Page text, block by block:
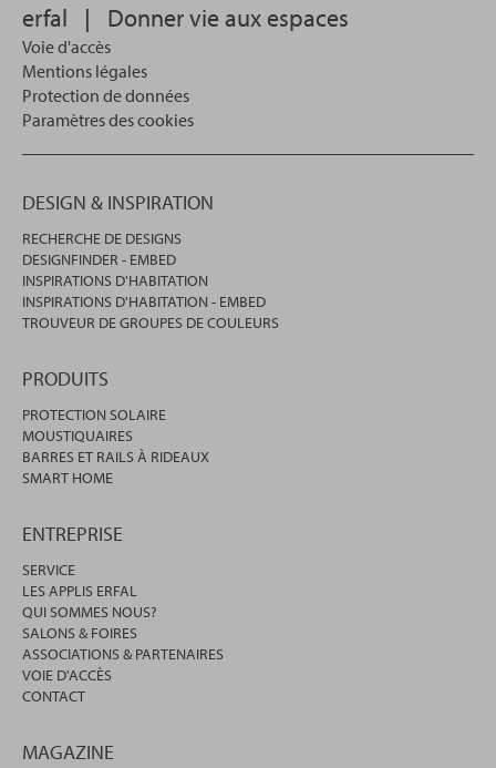
recherche.
erfal | Donner vie aux espaces
Voie d'accès
Mentions légales
Protection de données
Paramètres des cookies
DESIGN & INSPIRATION
RECHERCHE DE DESIGNS
DESIGNFINDER - EMBED
INSPIRATIONS D'HABITATION
INSPIRATIONS D'HABITATION - EMBED
TROUVEUR DE GROUPES DE COULEURS
PRODUITS
PROTECTION SOLAIRE
MOUSTIQUAIRES
BARRES ET RAILS À RIDEAUX
SMART HOME
ENTREPRISE
SERVICE
LES APPLIS ERFAL
QUI SOMMES NOUS?
SALONS & FOIRES
ASSOCIATIONS & PARTENAIRES
VOIE D'ACCÈS
CONTACT
MAGAZINE